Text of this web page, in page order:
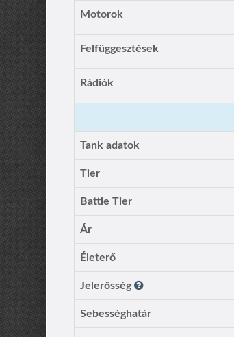
Motorok
Felfüggesztések
Rádiók
Tank adatok
Tier
Battle Tier
Ár
Életerő
Jelerősség
Sebességhatár